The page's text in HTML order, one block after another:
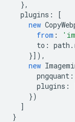
},
plugins :
[
new
from :
to : path .
}]),
new
pngquant :
plugins :
})
]
}